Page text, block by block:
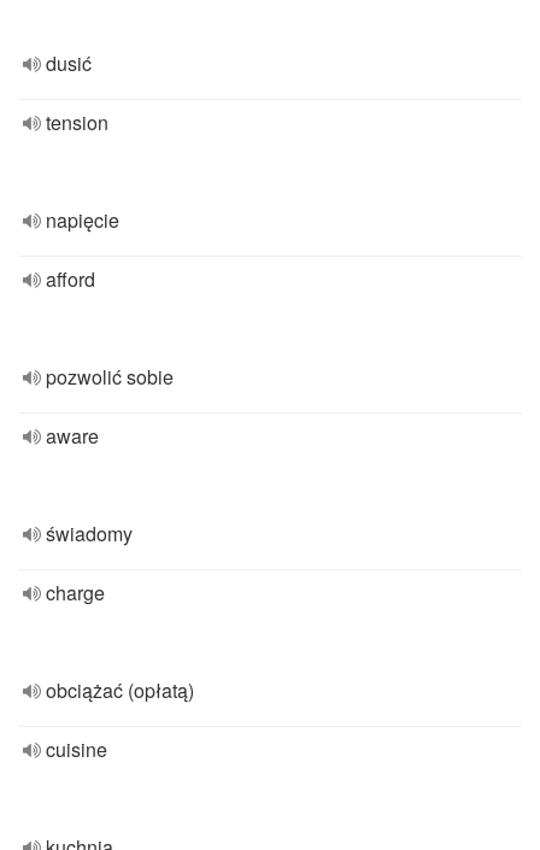
dusić
tension
napięcie
afford
pozwolić sobie
aware
świadomy
charge
obciążać (opłatą)
cuisine